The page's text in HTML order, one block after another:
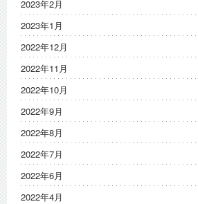
2023年2月
2023年1月
2022年12月
2022年11月
2022年10月
2022年9月
2022年8月
2022年7月
2022年6月
2022年4月